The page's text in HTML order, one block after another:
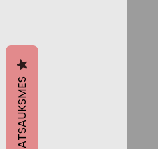
ATSAUKSMES